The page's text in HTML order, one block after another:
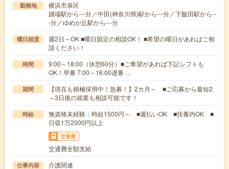
勤務地
横浜市泉区
踊場駅から---分／中田(神奈川県)駅から---分／下飯田駅から--
-分／ゆめが丘駅から---分
曜日頻度
週2日～OK ■曜日固定の相談OK！ ■希望の曜日があればご相
談ください！
時間
9:00～18:00（休憩60分）■ご希望があれば下記シフトも
OK！早番 7:00～16:00遅番 …
期間
【現在も積極採用中！急募！】2カ月～ ■ご応募から最短2
～3日後の就業も相談可能です！
時給
無資格未経験：時給1500円～ ■週払いOK ■扶養内OK ■
日収1万2000円以上
交通費
交通費全額支給
仕事内容
介護関連